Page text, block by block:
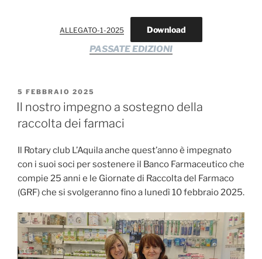
ALLEGATO-1-2025 Download
PASSATE EDIZIONI
PUBBLICATO
IL
5 FEBBRAIO 2025
Il nostro impegno a sostegno della
raccolta dei farmaci
Il Rotary club L’Aquila anche quest’anno è impegnato
con i suoi soci per sostenere il Banco Farmaceutico che
compie 25 anni e le Giornate di Raccolta del Farmaco
(GRF) che si svolgeranno fino a lunedì 10 febbraio 2025.